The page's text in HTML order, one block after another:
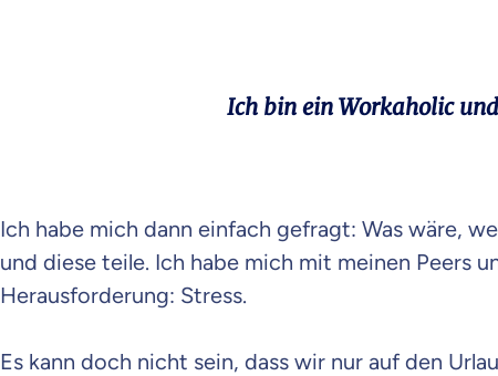
Ich bin ein Workaholic
Ich habe mich dann einfach gefragt: Was wäre,
und diese teile. Ich habe mich mit meinen Peers
Herausforderung: Stress.
Es kann doch nicht sein, dass wir nur auf den
Weil es uns wichtig ist, dass du
dich gut beraten fühlst.